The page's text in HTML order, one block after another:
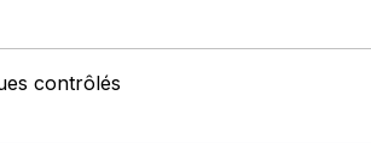
contrôlés